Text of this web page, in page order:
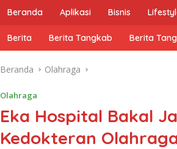
Beranda Aplikasi Bisnis
Berita Berita Tangkab Berita
Beranda Olahraga
Olahraga
Eka Hospital Bakal
Kedokteran